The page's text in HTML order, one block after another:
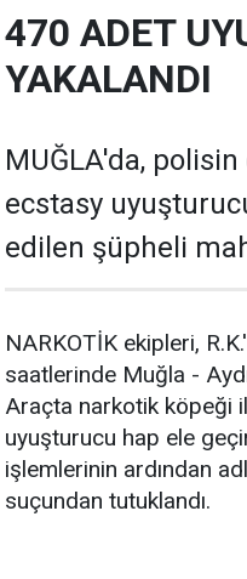
470 ADET
YAKALANDI
MUĞLA'da,
ecstasy
edilen şüpheli
NARKOTİK ekipleri,
saatlerinde Muğla -
Araçta narkotik köpeği
uyuşturucu hap ele
işlemlerinin ardından
suçundan tutuklandı.